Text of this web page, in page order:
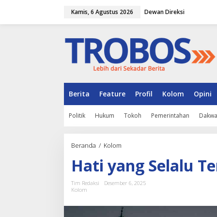
Kamis, 6 Agustus 2026 Dewan Direksi
Berita Feature Profil Kolom Opini
Politik Hukum Tokoh Pemerintahan
Beranda / Kolom
t
i
g
S
Hati yang Selalu
Tim Redaksi
Desember 6, 2025
Kolom